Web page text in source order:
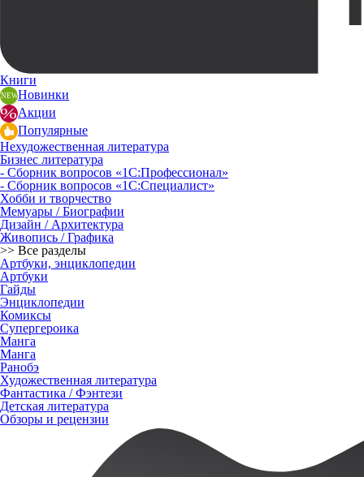
Книги
Новинки
Акции
Популярные
Нехудожественная литература
Бизнес литература
- Сборник вопросов «1С:Профессионал»
- Сборник вопросов «1С:Специалист»
Хобби и творчество
Мемуары / Биографии
Дизайн / Архитектура
Живопись / Графика
>> Все разделы
Артбуки, энциклопедии
Артбуки
Гайды
Энциклопедии
Комиксы
Супергероика
Манга
Манга
Ранобэ
Художественная литература
Фантастика / Фэнтези
Детская литература
Обзоры и рецензии